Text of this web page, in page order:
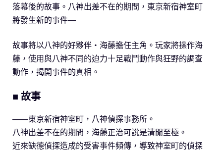
落幕後的故事。八神出差不在的期間，東京新宿神室町
將發生新的事件―
故事將以八神的好夥伴・海藤擔任主角。玩家將操作海
藤，使用與八神不同的迫力十足戰鬥動作與狂野的調查
動作，揭開事件的真相。
■ 故事
――東京新宿神室町，八神偵探事務所。
八神出差不在的期間，海藤正治可說是清閒至極。
近來缺德偵探造成的受害事件頻傳，導致神室町的偵探